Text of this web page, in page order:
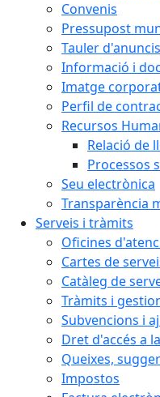
Convenis
Pressupost
Tauler d'anuncis
Informació i
Imatge
Perfil de
Recursos
Relació de
Processos
Seu electrònica
Transparència
Serveis i tràmits
Oficines
Cartes de
Catàleg de
Tràmits i
Subvencions i
Dret d'accés a
Queixes,
Impostos